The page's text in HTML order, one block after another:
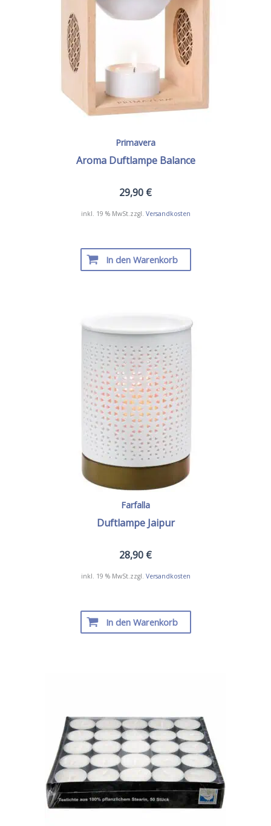
Primavera
Aroma Duftlampe Balance
29,90 €
inkl. 19 % MwSt. zzgl. Versandkosten
In den Warenkorb
Farfalla
Duftlampe Jaipur
28,90 €
inkl. 19 % MwSt. zzgl. Versandkosten
In den Warenkorb